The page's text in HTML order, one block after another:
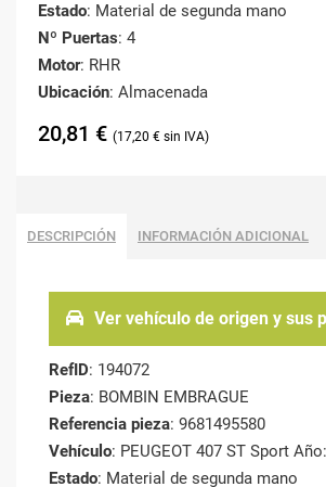
Estado: Material de segunda mano
Nº Puertas: 4
Motor: RHR
Ubicación: Almacenada
20,81 € 17,20 €
DESCRIPCIÓN INFORMACIÓN ADICIONAL
Ver vehículo de origen y sus
RefID: 194072
Pieza: BOMBIN EMBRAGUE
Referencia pieza: 9681495580
Vehículo: PEUGEOT 407 ST Sport
Estado: Material de segunda mano